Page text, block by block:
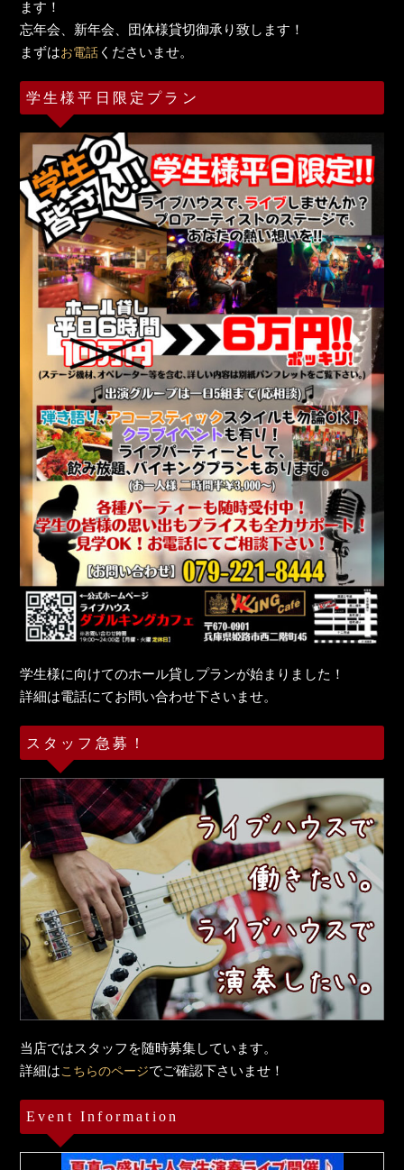
ます！
忘年会、新年会、団体様貸切御承り致します！
まずはお電話 くださいませ。
学生様平日限定プラン
学生様に向けてのホール貸しプランが始まりました！
詳細は電話にてお問い合わせ下さいませ。
スタッフ急募！
当店ではスタッフを随時募集しています。
詳細はこちらのページでご確認下さいませ！
Event Information